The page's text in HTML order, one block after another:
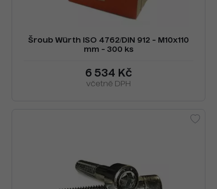
Šroub Würth ISO 4762/DIN 912 - M10x110
mm - 300 ks
6 534 Kč
včetně DPH